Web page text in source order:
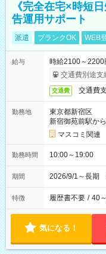
《完全在宅×時短
告運用サポート
派遣 ブランクOK WEB
給与
時給2100～2200
交通費別途支
交通費 交通費
勤務地
東京都新宿区
新宿御苑前駅か
マスコミ関連
勤務時間 10:00～19:00
期間 2026/9/1～長期
特徴 履歴書不要 / 40
気になる！